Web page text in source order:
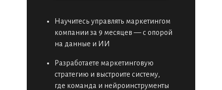
Научитесь управлять маркетингом
компании за 9 месяцев — с опорой
на данные и ИИ
Разработаете маркетинговую
стратегию и выстроите систему,
где команда и нейроинструменты